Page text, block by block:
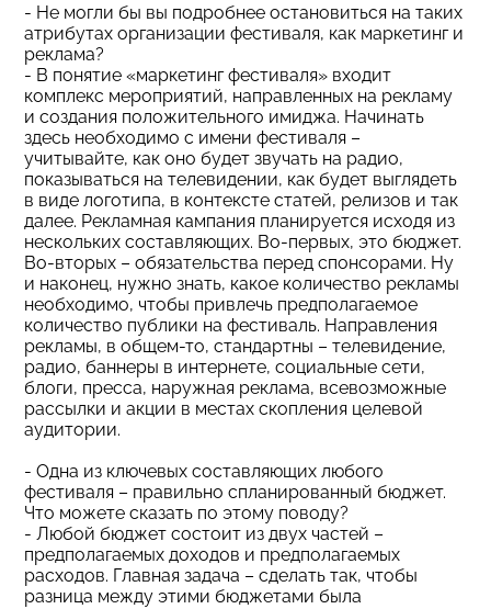
- Не могли бы вы подробнее остановиться на таких
атрибутах организации фестиваля, как маркетинг и
реклама?
- В понятие «маркетинг фестиваля» входит
комплекс мероприятий, направленных на рекламу
и создания положительного имиджа. Начинать
здесь необходимо с имени фестиваля –
учитывайте, как оно будет звучать на радио,
показываться на телевидении, как будет выглядеть
в виде логотипа, в контексте статей, релизов и так
далее. Рекламная кампания планируется исходя из
нескольких составляющих. Во-первых, это бюджет.
Во-вторых – обязательства перед спонсорами. Ну
и наконец, нужно знать, какое количество рекламы
необходимо, чтобы привлечь предполагаемое
количество публики на фестиваль. Направления
рекламы, в общем-то, стандартны – телевидение,
радио, баннеры в интернете, социальные сети,
блоги, пресса, наружная реклама, всевозможные
рассылки и акции в местах скопления целевой
аудитории.
- Одна из ключевых составляющих любого
фестиваля – правильно спланированный бюджет.
Что можете сказать по этому поводу?
- Любой бюджет состоит из двух частей –
предполагаемых доходов и предполагаемых
расходов. Главная задача – сделать так, чтобы
разница между этими бюджетами была